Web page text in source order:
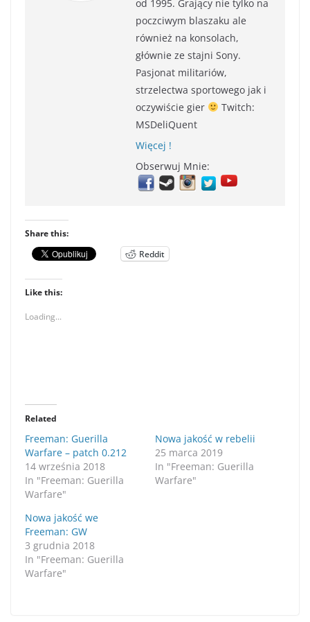
od 1995. Grający nie tylko na
poczciwym blaszaku ale
również na konsolach,
głównie ze stajni Sony.
Pasjonat militariów,
strzelectwa sportowego jak i
oczywiście gier
Twitch:
MSDeliQuent
Więcej !
Obserwuj Mnie:
Share this:
Reddit
Like this:
Loading...
Related
Freeman: Guerilla
Warfare – patch 0.212
14 września 2018
In "Freeman: Guerilla
Warfare"
Nowa jakość w rebelii
25 marca 2019
In "Freeman: Guerilla
Warfare"
Nowa jakość we
Freeman: GW
3 grudnia 2018
In "Freeman: Guerilla
Warfare"